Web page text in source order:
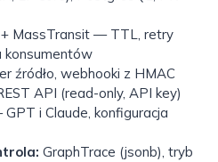
MassTransit — TTL, retry
konsumentów
źródło, webhooki z HMAC
API (read-only, API key)
i Claude, konfiguracja
GraphTrace (jsonb), tryb